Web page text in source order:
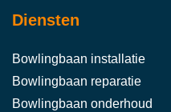
Diensten
Bowlingbaan installatie
Bowlingbaan reparatie
Bowlingbaan onderhoud